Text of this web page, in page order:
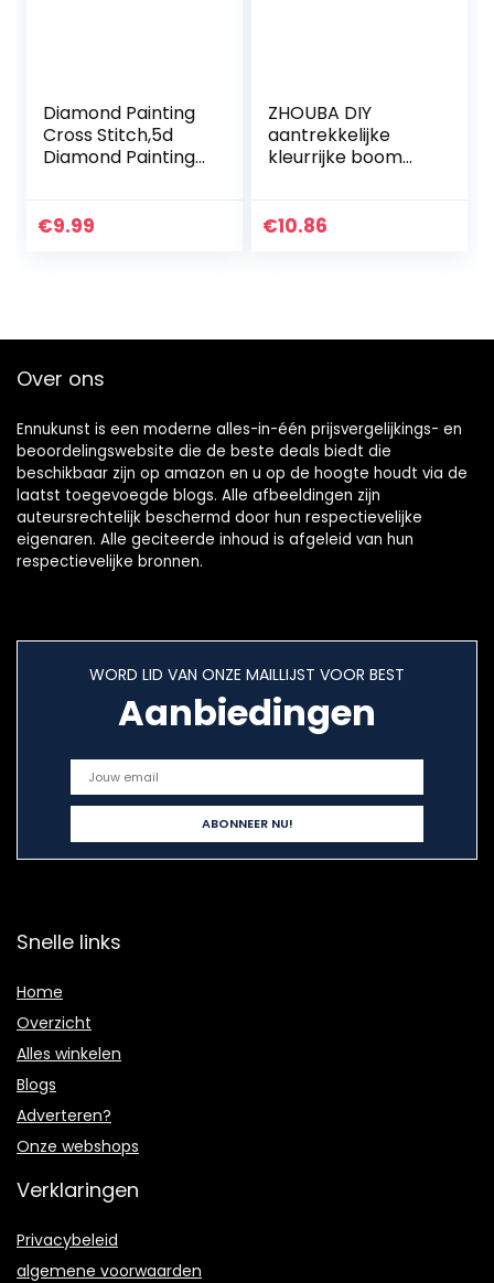
Diamond Painting
Cross Stitch,5d
Diamond Painting
Art Rhinestone
€9.99
ZHOUBA DIY
aantrekkelijke
kleurrijke boom
diamant schilderij
€10.86
Over ons
Ennukunst is een moderne alles-in-één prijsvergelijkings- en
beoordelingswebsite die de beste deals biedt die
beschikbaar zijn op amazon en u op de hoogte houdt via de
laatst toegevoegde blogs. Alle afbeeldingen zijn
auteursrechtelijk beschermd door hun respectievelijke
eigenaren. Alle geciteerde inhoud is afgeleid van hun
respectievelijke bronnen.
WORD LID VAN ONZE MAILLIJST VOOR BEST
Aanbiedingen
Snelle links
Home
Overzicht
Alles winkelen
Blogs
Adverteren?
Onze webshops
Verklaringen
Privacybeleid
algemene voorwaarden